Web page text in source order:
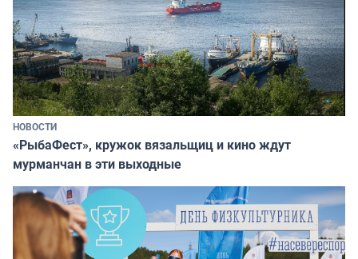
НОВОСТИ
«РыбаФест», кружок вязальщиц и кино ждут
мурманчан в эти выходные